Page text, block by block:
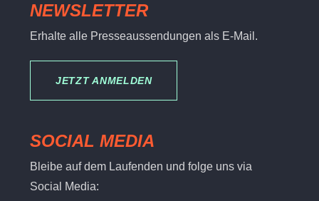
NEWSLETTER
Erhalte alle Presseaussendungen als E-Mail.
JETZT ANMELDEN
SOCIAL MEDIA
Bleibe auf dem Laufenden und folge uns via
Social Media: